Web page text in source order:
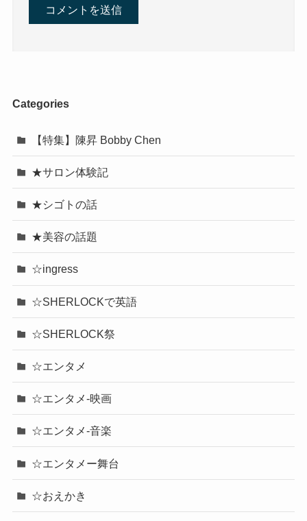
Categories
【特集】陳昇 Bobby Chen
★サロン体験記
★シゴトの話
★美容の話題
☆ingress
☆SHERLOCKで英語
☆SHERLOCK祭
☆エンタメ
☆エンタメ-映画
☆エンタメ-音楽
☆エンタメー舞台
☆おえかき